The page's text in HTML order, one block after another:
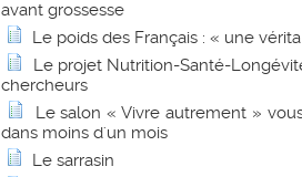
avant grossesse
Le poids des Français : « une
Le projet Nutrition-Santé-
chercheurs
Le salon « Vivre autrement »
dans moins d'un mois
Le sarrasin